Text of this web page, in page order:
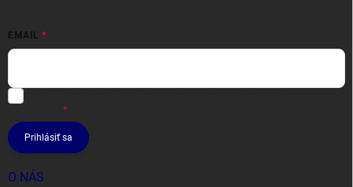
EMAIL
Prihlásiť sa
O NÁS